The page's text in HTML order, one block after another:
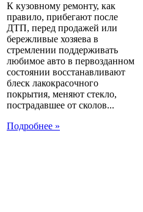
К кузовному ремонту, как
правило, прибегают после
ДТП, перед продажей или
бережливые хозяева в
стремлении поддерживать
любимое авто в первозданном
состоянии восстанавливают
блеск лакокрасочного
покрытия, меняют стекло,
пострадавшее от сколов...
Подробнее »